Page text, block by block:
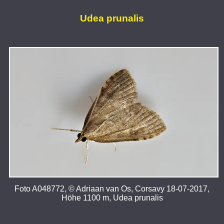
Udea prunalis
Foto A048772, © Adriaan van Os, Corsavy 18-07-2017,
Höhe 1100 m, Udea prunalis